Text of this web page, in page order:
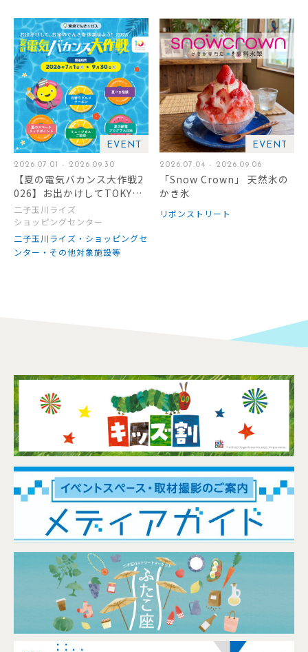
EVENT
2026.07.01 - 2026.09.30
【夏の電気バカンス大作戦2
026】お出かけしてTOKYU
POINTをもらおう！
二子玉川ライズ
ショッピングセンター
二子玉川ライズ・ショッピングセ
ンター・その他対象施設等
EVENT
2026.07.04 - 2026.09.06
「Snow Crown」 天然氷の
かき氷
リボンストリート